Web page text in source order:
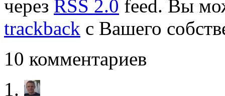
через RSS 2.0 feed. Вы
trackback с Вашего
10 комментариев